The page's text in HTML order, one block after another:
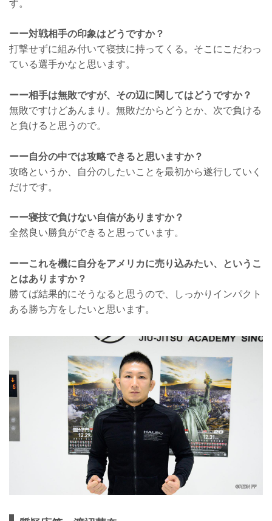
す。
ーー対戦相手の印象はどうですか？
打撃せずに組み付いて寝技に持ってくる。そこにこだわっ
ている選手かなと思います。
ーー相手は無敗ですが、その辺に関してはどうですか？
無敗ですけどあんまり。無敗だからどうとか、次で負ける
と負けると思うので。
ーー自分の中では攻略できると思いますか？
攻略というか、自分のしたいことを最初から遂行していく
だけです。
ーー寝技で負けない自信がありますか？
全然良い勝負ができると思っています。
ーーこれを機に自分をアメリカに売り込みたい、というこ
とはありますか？
勝てば結果的にそうなると思うので、しっかりインパクト
ある勝ち方をしたいと思います。